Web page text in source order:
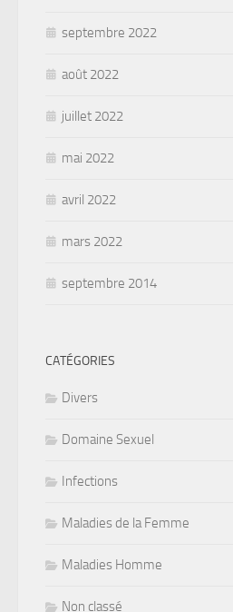
septembre 2022
août 2022
juillet 2022
mai 2022
avril 2022
mars 2022
septembre 2014
CATÉGORIES
Divers
Domaine Sexuel
Infections
Maladies de la Femme
Maladies Homme
Non classé